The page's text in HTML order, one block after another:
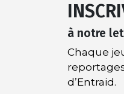
à notre
Chaque
d’Entraid.